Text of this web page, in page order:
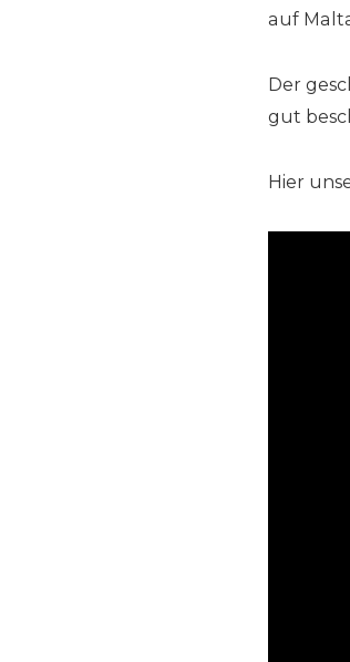
auf
Der
gut
Hier